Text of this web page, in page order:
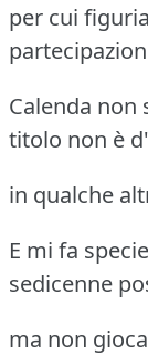
per cui
Calenda non
titolo non è
in qualche
E mi fa
sedicenne
ma non